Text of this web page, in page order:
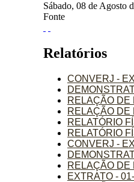
Sábado, 08 de Agosto
Fonte
Relatórios
CONVERJ -
RELAÇÃO DE
RELAÇÃO DE
RELATÓRIO
RELATÓRIO
CONVERJ -
RELAÇÃO DE
EXTRATO -